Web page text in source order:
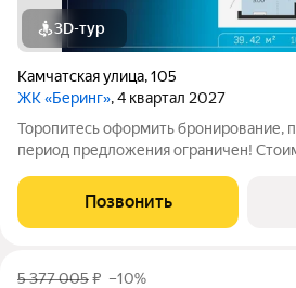
3D-тур
Камчатская улица,105
ЖК «Беринг», 4 квартал 2027
Торопитесь оформить бронирование,
период предложения ограничен!
вопросам обращайтесь в офис
расскажем. 1-комн.
Позвонить
5 377 005₽ –10%